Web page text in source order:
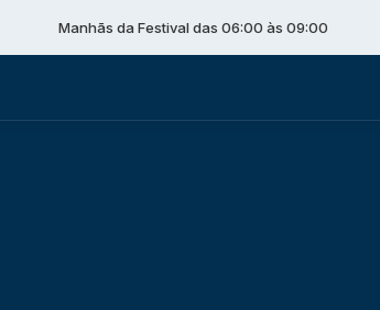
Manhãs da Festival das 06:00 às 09:00